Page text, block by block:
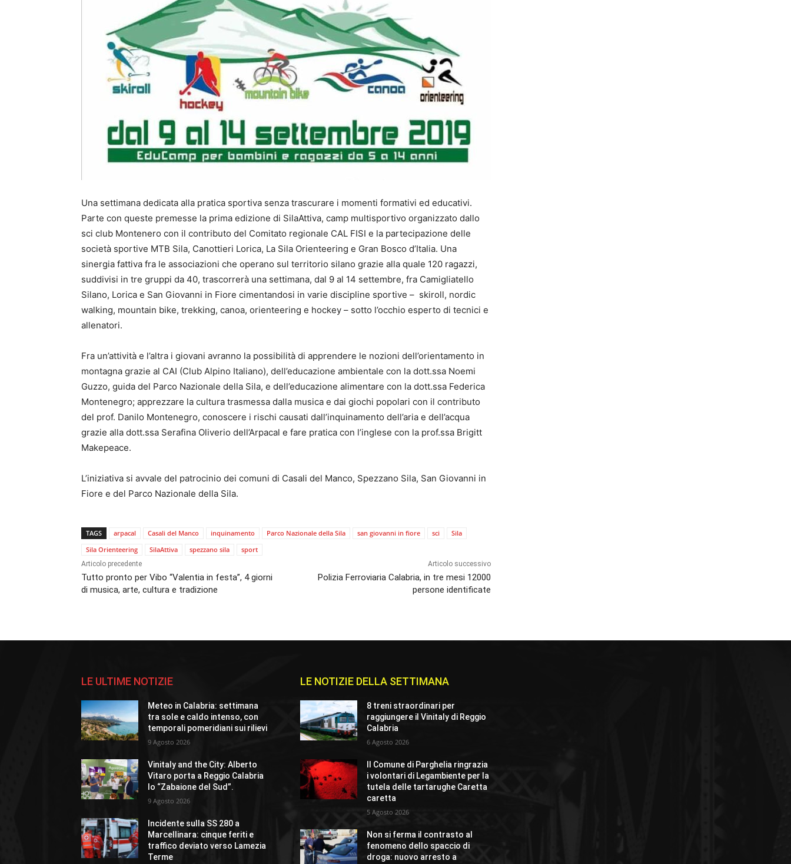
Una settimana dedicata alla pratica sportiva senza trascurare i momenti formativi ed educativi.
Parte con queste premesse la prima edizione di SilaAttiva, camp multisportivo organizzato dallo
sci club Montenero con il contributo del Comitato regionale CAL FISI e la partecipazione delle
società sportive MTB Sila, Canottieri Lorica, La Sila Orienteering e Gran Bosco d’Italia. Una
sinergia fattiva fra le associazioni che operano sul territorio silano grazie alla quale 120 ragazzi,
suddivisi in tre gruppi da 40, trascorrerà una settimana, dal 9 al 14 settembre, fra Camigliatello
Silano, Lorica e San Giovanni in Fiore cimentandosi in varie discipline sportive – skiroll, nordic
walking, mountain bike, trekking, canoa, orienteering e hockey – sotto l’occhio esperto di tecnici e
allenatori.
Fra un’attività e l’altra i giovani avranno la possibilità di apprendere le nozioni dell’orientamento in
montagna grazie al CAI (Club Alpino Italiano), dell’educazione ambientale con la dott.ssa Noemi
Guzzo, guida del Parco Nazionale della Sila, e dell’educazione alimentare con la dott.ssa Federica
Montenegro; apprezzare la cultura trasmessa dalla musica e dai giochi popolari con il contributo
del prof. Danilo Montenegro, conoscere i rischi causati dall’inquinamento dell’aria e dell’acqua
grazie alla dott.ssa Serafina Oliverio dell’Arpacal e fare pratica con l’inglese con la prof.ssa Brigitt
Makepeace.
L’iniziativa si avvale del patrocinio dei comuni di Casali del Manco, Spezzano Sila, San Giovanni in
Fiore e del Parco Nazionale della Sila.
TAGS arpacal Casali del Manco inquinamento Parco Nazionale della Sila san giovanni in fiore sci
Sila
Sila Orienteering
SilaAttiva spezzano sila sport
Articolo precedente
Tutto pronto per Vibo “Valentia in festa”, 4 giorni
di musica, arte, cultura e tradizione
Articolo successivo
Polizia Ferroviaria Calabria, in tre mesi 12000
persone identificate
LE ULTIME NOTIZIE
Meteo in Calabria: settimana
tra sole e caldo intenso, con
temporali pomeridiani sui rilievi
9 Agosto 2026
Vinitaly and the City: Alberto
Vitaro porta a Reggio Calabria
lo “Zabaione del Sud”.
9 Agosto 2026
Incidente sulla SS 280 a
Marcellinara: cinque feriti e
traffico deviato verso Lamezia
Terme
LE NOTIZIE DELLA SETTIMANA
8 treni straordinari per
raggiungere il Vinitaly di Reggio
Calabria
6 Agosto 2026
Il Comune di Parghelia ringrazia
i volontari di Legambiente per la
tutela delle tartarughe Caretta
caretta
5 Agosto 2026
Non si ferma il contrasto al
fenomeno dello spaccio di
droga: nuovo arresto a